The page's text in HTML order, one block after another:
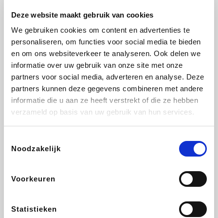
Deze website maakt gebruik van cookies
We gebruiken cookies om content en advertenties te
personaliseren, om functies voor social media te bieden
en om ons websiteverkeer te analyseren. Ook delen we
informatie over uw gebruik van onze site met onze
partners voor social media, adverteren en analyse. Deze
partners kunnen deze gegevens combineren met andere
informatie die u aan ze heeft verstrekt of die ze hebben
verzameld op basis van uw gebruik van hun services.
Noodzakelijk
Voorkeuren
Statistieken
Sarenza Interhome Schiesser Bolt Energie
DeubaXXL
Ekoi About You